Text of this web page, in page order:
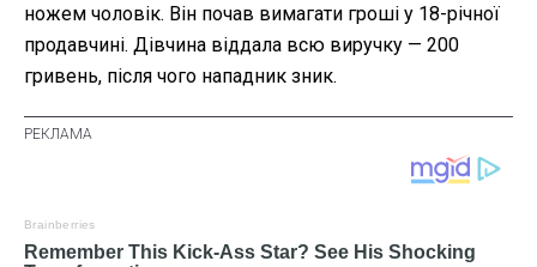
ножем чоловік. Він почав вимагати гроші у 18-річної
продавчині. Дівчина віддала всю виручку — 200
гривень, після чого нападник зник.